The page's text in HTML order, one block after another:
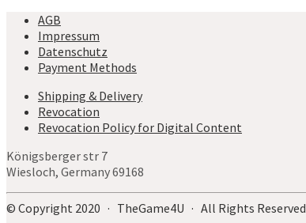
AGB
Impressum
Datenschutz
Payment Methods
Shipping & Delivery
Revocation
Revocation Policy for Digital Content
Königsberger str 7
Wiesloch, Germany 69168
© Copyright 2020 · TheGame4U · All Rights Reserved